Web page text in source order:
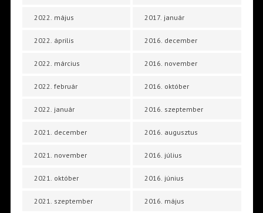
2022. május
2022. április
2022. március
2022. február
2022. január
2021. december
2021. november
2021. október
2021. szeptember
2017. január
2016. december
2016. november
2016. október
2016. szeptember
2016. augusztus
2016. július
2016. június
2016. május